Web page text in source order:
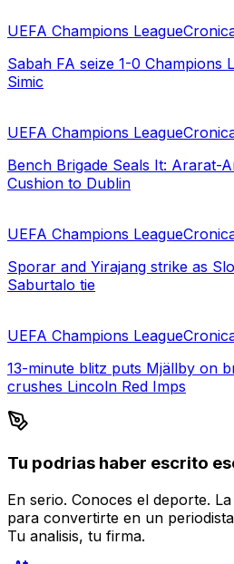
UEFA Champions League
Sabah FA seize 1-0 Champions
Simic
UEFA Champions League
Bench Brigade Seals It: Ararat-
Cushion to Dublin
UEFA Champions League
Sporar and Yirajang strike as
Saburtalo tie
UEFA Champions League
13-minute blitz puts Mjällby on
crushes Lincoln Red Imps
Tu podrias haber escrito
En serio. Conoces el deporte.
para convertirte en un
Tu analisis, tu firma.